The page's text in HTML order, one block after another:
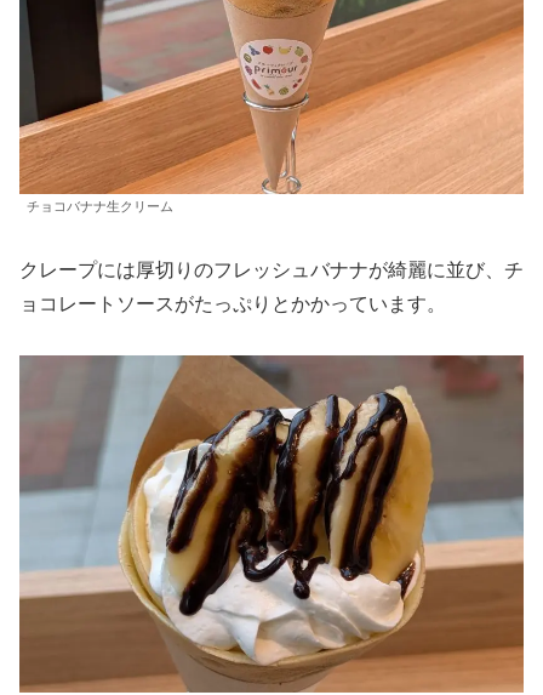
チョコバナナ生クリーム
クレープには厚切りのフレッシュバナナが綺麗に並び、チ
ョコレートソースがたっぷりとかかっています。